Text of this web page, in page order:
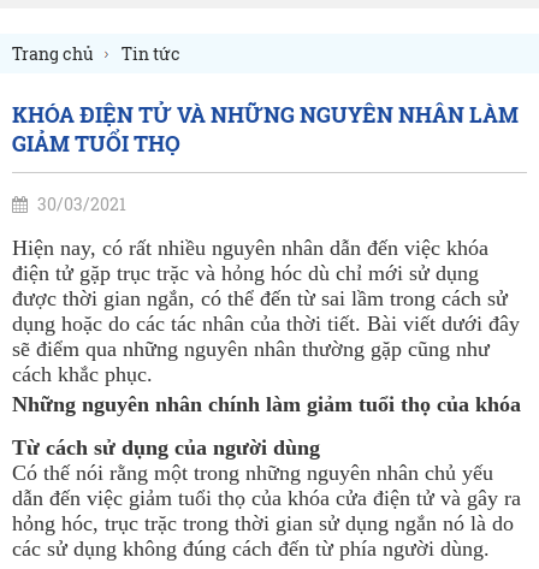
Trang chủ Tin tức
KHÓA ĐIỆN TỬ VÀ NHỮNG NGUYÊN NHÂN LÀM
GIẢM TUỔI THỌ
30/03/2021
Hiện nay, có rất nhiều nguyên nhân dẫn đến việc khóa
điện tử gặp trục trặc và hỏng hóc dù chỉ mới sử dụng
được thời gian ngắn, có thể đến từ sai lầm trong cách sử
dụng hoặc do các tác nhân của thời tiết. Bài viết dưới đây
sẽ điểm qua những nguyên nhân thường gặp cũng như
cách khắc phục.
Những nguyên nhân chính làm giảm tuổi thọ của khóa
Từ cách sử dụng của người dùng
Có thế nói rằng một trong những nguyên nhân chủ yếu
dẫn đến việc giảm tuổi thọ của khóa cửa điện tử và gây ra
hỏng hóc, trục trặc trong thời gian sử dụng ngắn nó là do
các sử dụng không đúng cách đến từ phía người dùng.